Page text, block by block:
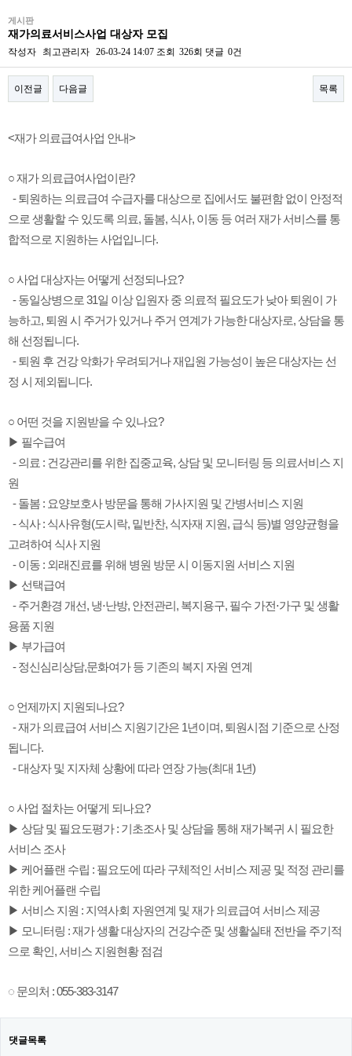
게시판
재가의료서비스사업 대상자 모집
작성자 최고관리자 26-03-24 14:07 조회 326회 댓글 0건
이전글 다음글 목록
<재가 의료급여사업 안내>
○ 재가 의료급여사업이란?
- 퇴원하는 의료급여 수급자를 대상으로 집에서도 불편함 없이 안정적
으로 생활할 수 있도록 의료, 돌봄, 식사, 이동 등 여러 재가 서비스를 통
합적으로 지원하는 사업입니다.
○ 사업 대상자는 어떻게 선정되나요?
- 동일상병으로 31일 이상 입원자 중 의료적 필요도가 낮아 퇴원이 가
능하고, 퇴원 시 주거가 있거나 주거 연계가 가능한 대상자로, 상담을 통
해 선정됩니다.
- 퇴원 후 건강 악화가 우려되거나 재입원 가능성이 높은 대상자는 선
정 시 제외됩니다.
○ 어떤 것을 지원받을 수 있나요?
▶ 필수급여
- 의료 : 건강관리를 위한 집중교육, 상담 및 모니터링 등 의료서비스 지
원
- 돌봄 : 요양보호사 방문을 통해 가사지원 및 간병서비스 지원
- 식사 : 식사유형(도시락, 밑반찬, 식자재 지원, 급식 등)별 영양균형을
고려하여 식사 지원
- 이동 : 외래진료를 위해 병원 방문 시 이동지원 서비스 지원
▶ 선택급여
- 주거환경 개선, 냉⋅난방, 안전관리, 복지용구, 필수 가전⋅가구 및 생활
용품 지원
▶ 부가급여
- 정신심리상담,문화여가 등 기존의 복지 자원 연계
○ 언제까지 지원되나요?
- 재가 의료급여 서비스 지원기간은 1년이며, 퇴원시점 기준으로 산정
됩니다.
- 대상자 및 지자체 상황에 따라 연장 가능(최대 1년)
○ 사업 절차는 어떻게 되나요?
▶ 상담 및 필요도평가 : 기초조사 및 상담을 통해 재가복귀 시 필요한
서비스 조사
▶ 케어플랜 수립 : 필요도에 따라 구체적인 서비스 제공 및 적정 관리를
위한 케어플랜 수립
▶ 서비스 지원 : 지역사회 자원연계 및 재가 의료급여 서비스 제공
▶ 모니터링 : 재가 생활 대상자의 건강수준 및 생활실태 전반을 주기적
으로 확인, 서비스 지원현황 점검
◌ 문의처 : 055-383-3147
댓글목록